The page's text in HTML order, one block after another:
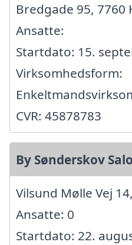
Bredgade 95, 7760
Ansatte:
Startdato: 15.
Virksomhedsform:
CVR: 45878783
By Sønderskov
Vilsund Mølle Vej
Ansatte: 0
Startdato: 22.